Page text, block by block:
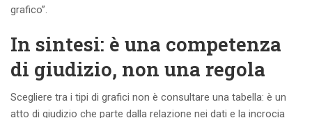
grafico”.
In sintesi: è una competenza
di giudizio, non una regola
Scegliere tra i tipi di grafici non è consultare una tabella: è un
atto di giudizio che parte dalla relazione nei dati e la incrocia